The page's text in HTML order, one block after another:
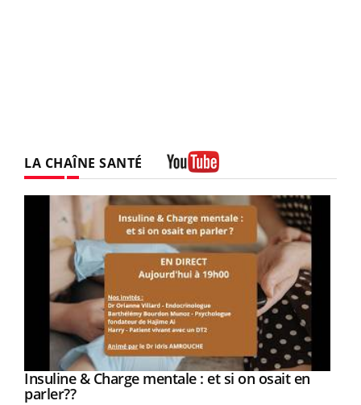
LA CHAÎNE SANTÉ
Youtube
Insuline & Charge mentale : et si on osait en
parler??Youtube